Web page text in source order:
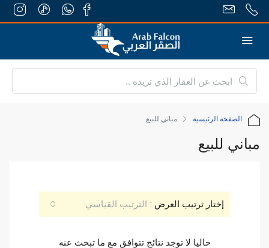
الصفحة الرئيسية مباني للبيع
مباني للبيع
إختار ترتيب العرض : الترتيب القياسي
حاليا لا توجد نتائج تتوافق مع ما تبحث عنه